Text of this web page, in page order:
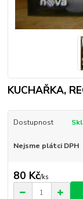
KUCHAŘKA,
Dostupnost
Nejsme plátci DPH
80 Kč/ks